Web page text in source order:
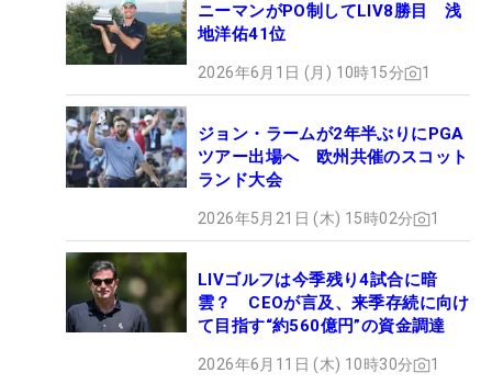
ニーマンがPO制してLIV8勝目 浅
地洋佑41位
2026年6月1日 (月) 10時15分 1
ジョン・ラームが2年半ぶりにPGA
ツアー出場へ 欧州共催のスコット
ランド大会
2026年5月21日 (木) 15時02分 1
LIVゴルフは今季残り4試合に暗
雲？ CEOが言及、来季存続に向け
て目指す“約560億円”の資金調達
2026年6月11日 (木) 10時30分 1